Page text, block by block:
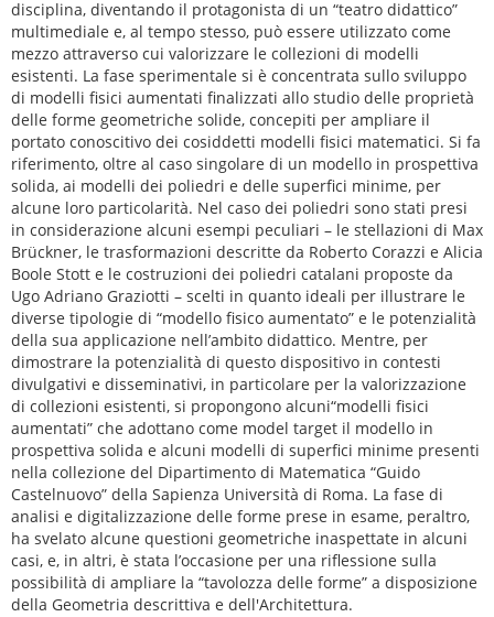
disciplina, diventando il protagonista di un “teatro didattico”
multimediale e, al tempo stesso, può essere utilizzato come
mezzo attraverso cui valorizzare le collezioni di modelli
esistenti. La fase sperimentale si è concentrata sullo sviluppo
di modelli fisici aumentati finalizzati allo studio delle proprietà
delle forme geometriche solide, concepiti per ampliare il
portato conoscitivo dei cosiddetti modelli fisici matematici. Si fa
riferimento, oltre al caso singolare di un modello in prospettiva
solida, ai modelli dei poliedri e delle superfici minime, per
alcune loro particolarità. Nel caso dei poliedri sono stati presi
in considerazione alcuni esempi peculiari – le stellazioni di Max
Brückner, le trasformazioni descritte da Roberto Corazzi e Alicia
Boole Stott e le costruzioni dei poliedri catalani proposte da
Ugo Adriano Graziotti – scelti in quanto ideali per illustrare le
diverse tipologie di “modello fisico aumentato” e le potenzialità
della sua applicazione nell’ambito didattico. Mentre, per
dimostrare la potenzialità di questo dispositivo in contesti
divulgativi e disseminativi, in particolare per la valorizzazione
di collezioni esistenti, si propongono alcuni“modelli fisici
aumentati” che adottano come model target il modello in
prospettiva solida e alcuni modelli di superfici minime presenti
nella collezione del Dipartimento di Matematica “Guido
Castelnuovo” della Sapienza Università di Roma. La fase di
analisi e digitalizzazione delle forme prese in esame, peraltro,
ha svelato alcune questioni geometriche inaspettate in alcuni
casi, e, in altri, è stata l’occasione per una riflessione sulla
possibilità di ampliare la “tavolozza delle forme” a disposizione
della Geometria descrittiva e dell'Architettura.